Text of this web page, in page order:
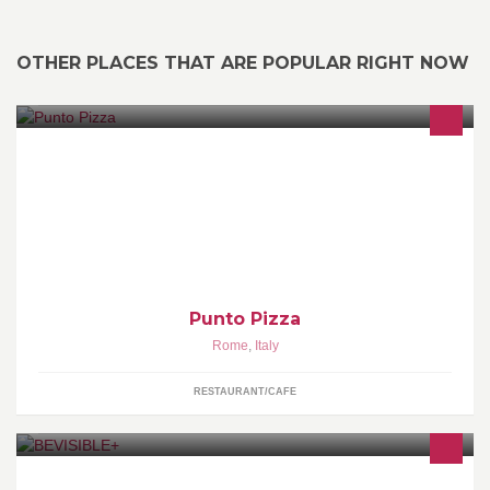
OTHER PLACES THAT ARE POPULAR RIGHT NOW
Punto Pizza
Rome, Italy
RESTAURANT/CAFE